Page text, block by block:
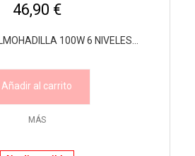
46,90 €
100W 6 NIVELES...
Añadir al carrito
MÁS